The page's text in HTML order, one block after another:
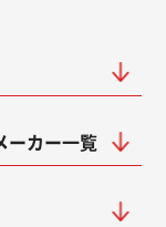
ーカー一覧